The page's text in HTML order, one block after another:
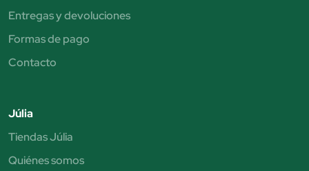
Entregas y devoluciones
Formas de pago
Contacto
Júlia
Tiendas Júlia
Quiénes somos